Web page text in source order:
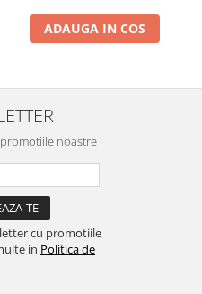
ADAUGA IN COS
noastre
cu promotiile
in Politica de